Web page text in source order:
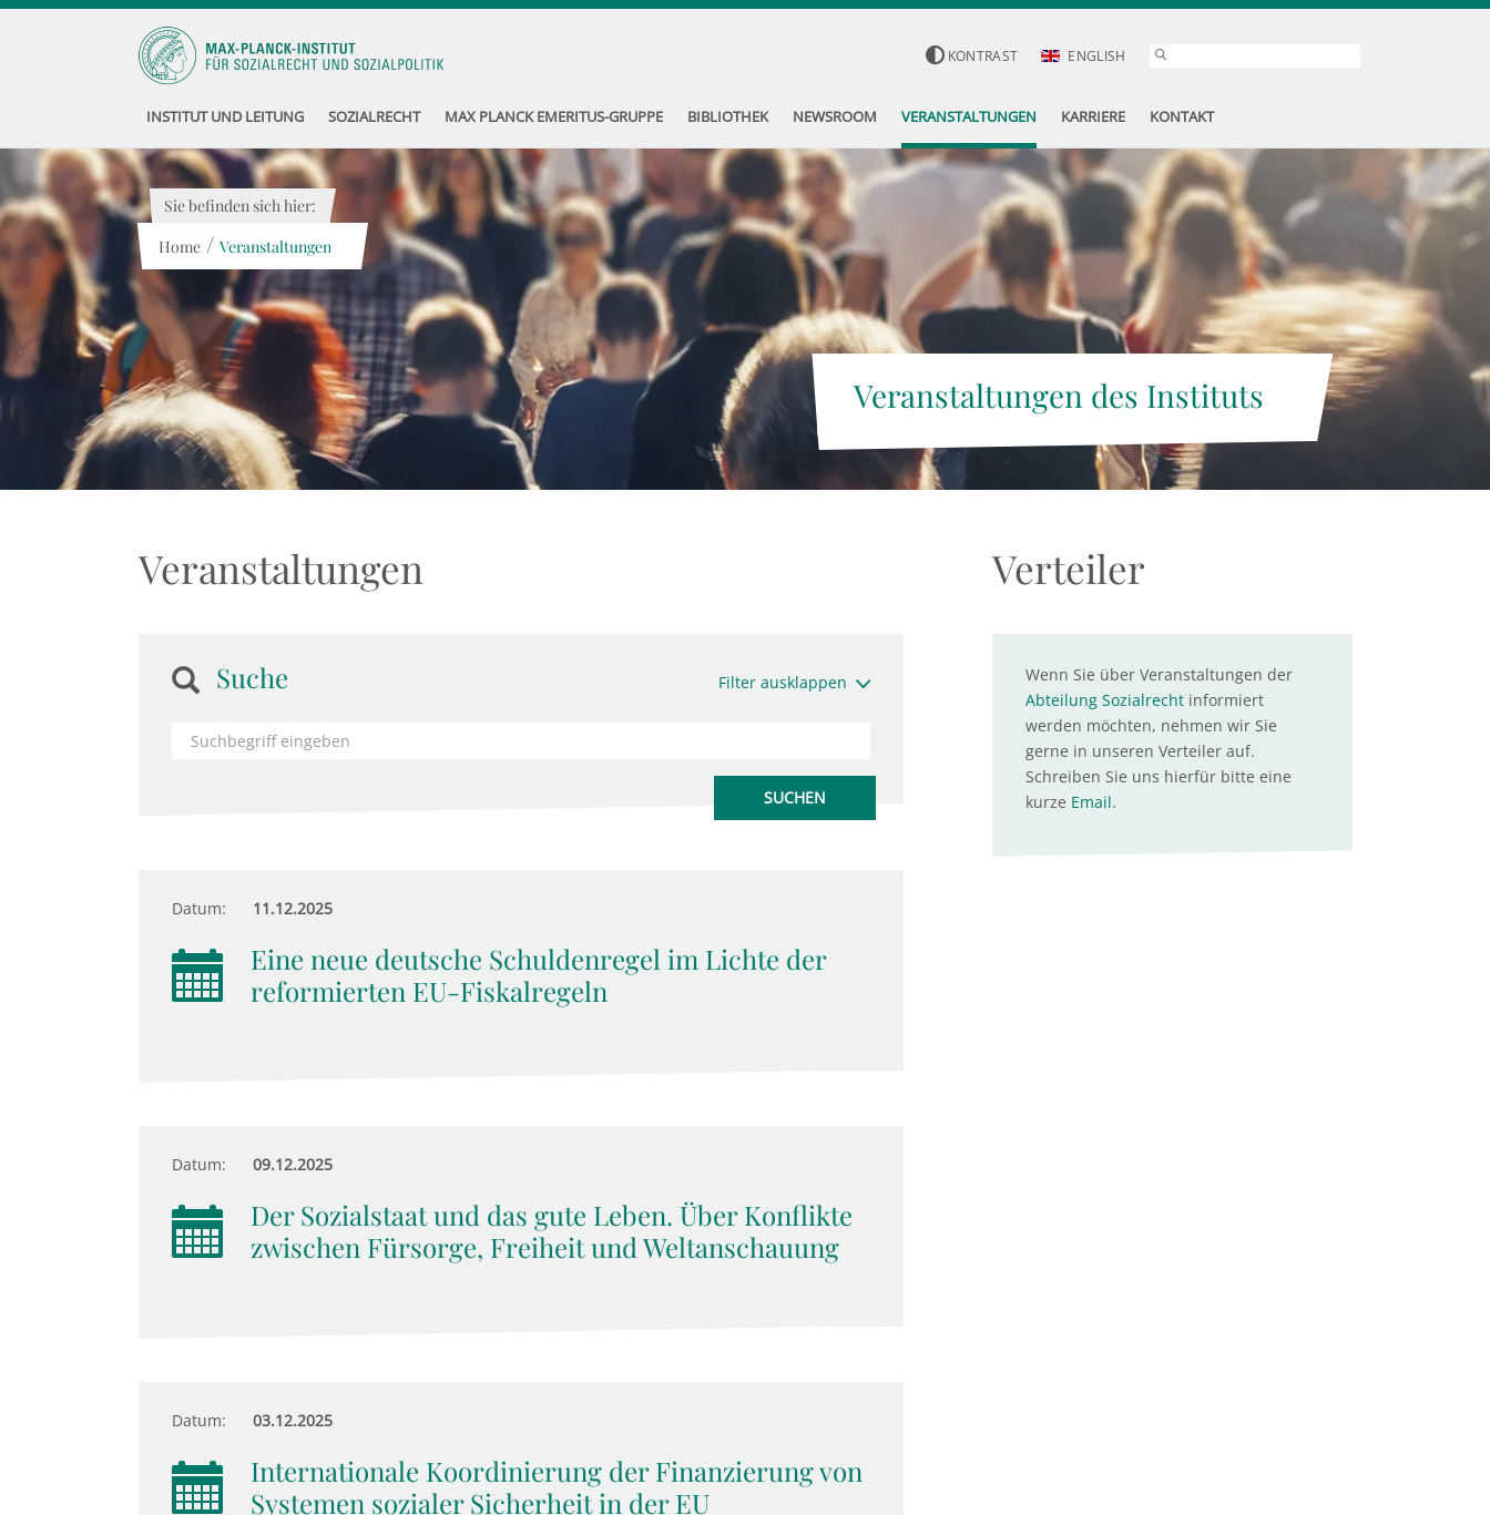
KONTRAST ENGLISH
INSTITUT UND LEITUNG SOZIALRECHT MAX PLANCK EMERITUS-GRUPPE BIBLIOTHEK NEWSROOM VERANSTALTUNGEN KARRIERE KONTAKT
Veranstaltungen des Instituts
Sie befinden sich hier:
Home / Veranstaltungen
Veranstaltungen
Suche Filter ausklappen
Datum: 11.12.2025
Eine neue deutsche Schuldenregel im Lichte der
reformierten EU-Fiskalregeln
Datum: 09.12.2025
Der Sozialstaat und das gute Leben. Über Konflikte
zwischen Fürsorge, Freiheit und Weltanschauung
Datum: 03.12.2025
Internationale Koordinierung der Finanzierung von
Systemen sozialer Sicherheit in der EU
Verteiler
Wenn Sie über Veranstaltungen der
Abteilung Sozialrechtinformiert
werden möchten, nehmen wir Sie
gerne in unseren Verteiler auf.
Schreiben Sie uns hierfür bitte eine
kurze Email.